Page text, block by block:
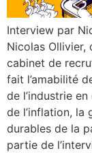
Interview par
Nicolas Ollivier,
cabinet de
fait l’amabilité
de l’industrie
de l’inflation, la
durables de la
partie de